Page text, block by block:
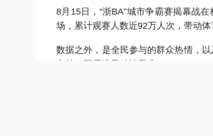
8月15日，“浙BA”城市争霸赛揭幕战
场，累计观赛人数近92万人次，带动体
数据之外，是全民参与的群众热情，
之外，更需满足精神需求。